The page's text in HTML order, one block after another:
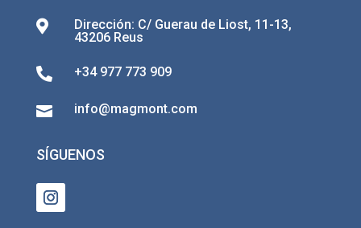

Dirección: C/ Guerau de Liost, 11-13,
43206 Reus
 +34 977 773 909
 info@magmont.com
SÍGUENOS